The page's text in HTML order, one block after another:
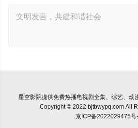
星空影院提供免费热播电视剧全集、综艺、动
Copyright © 2022 bjtbwypq.com All
京ICP备2022029475号